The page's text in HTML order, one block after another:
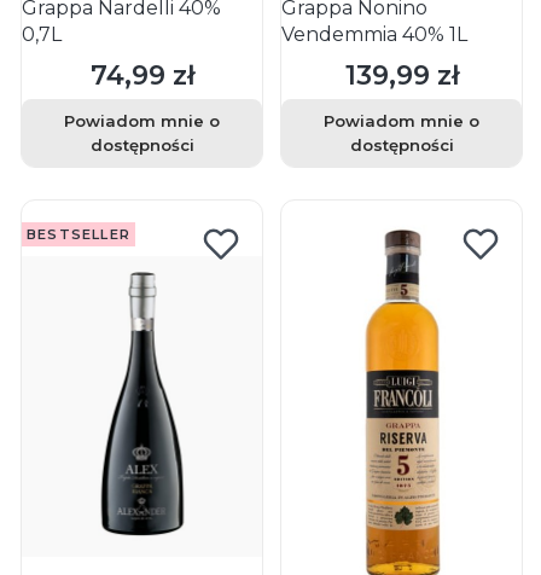
Grappa Nardelli 40%
0,7L
Cena
74,99 zł
Powiadom mnie o
dostępności
Grappa Nonino
Vendemmia 40% 1L
Cena
139,99 zł
Powiadom mnie o
dostępności
BESTSELLER